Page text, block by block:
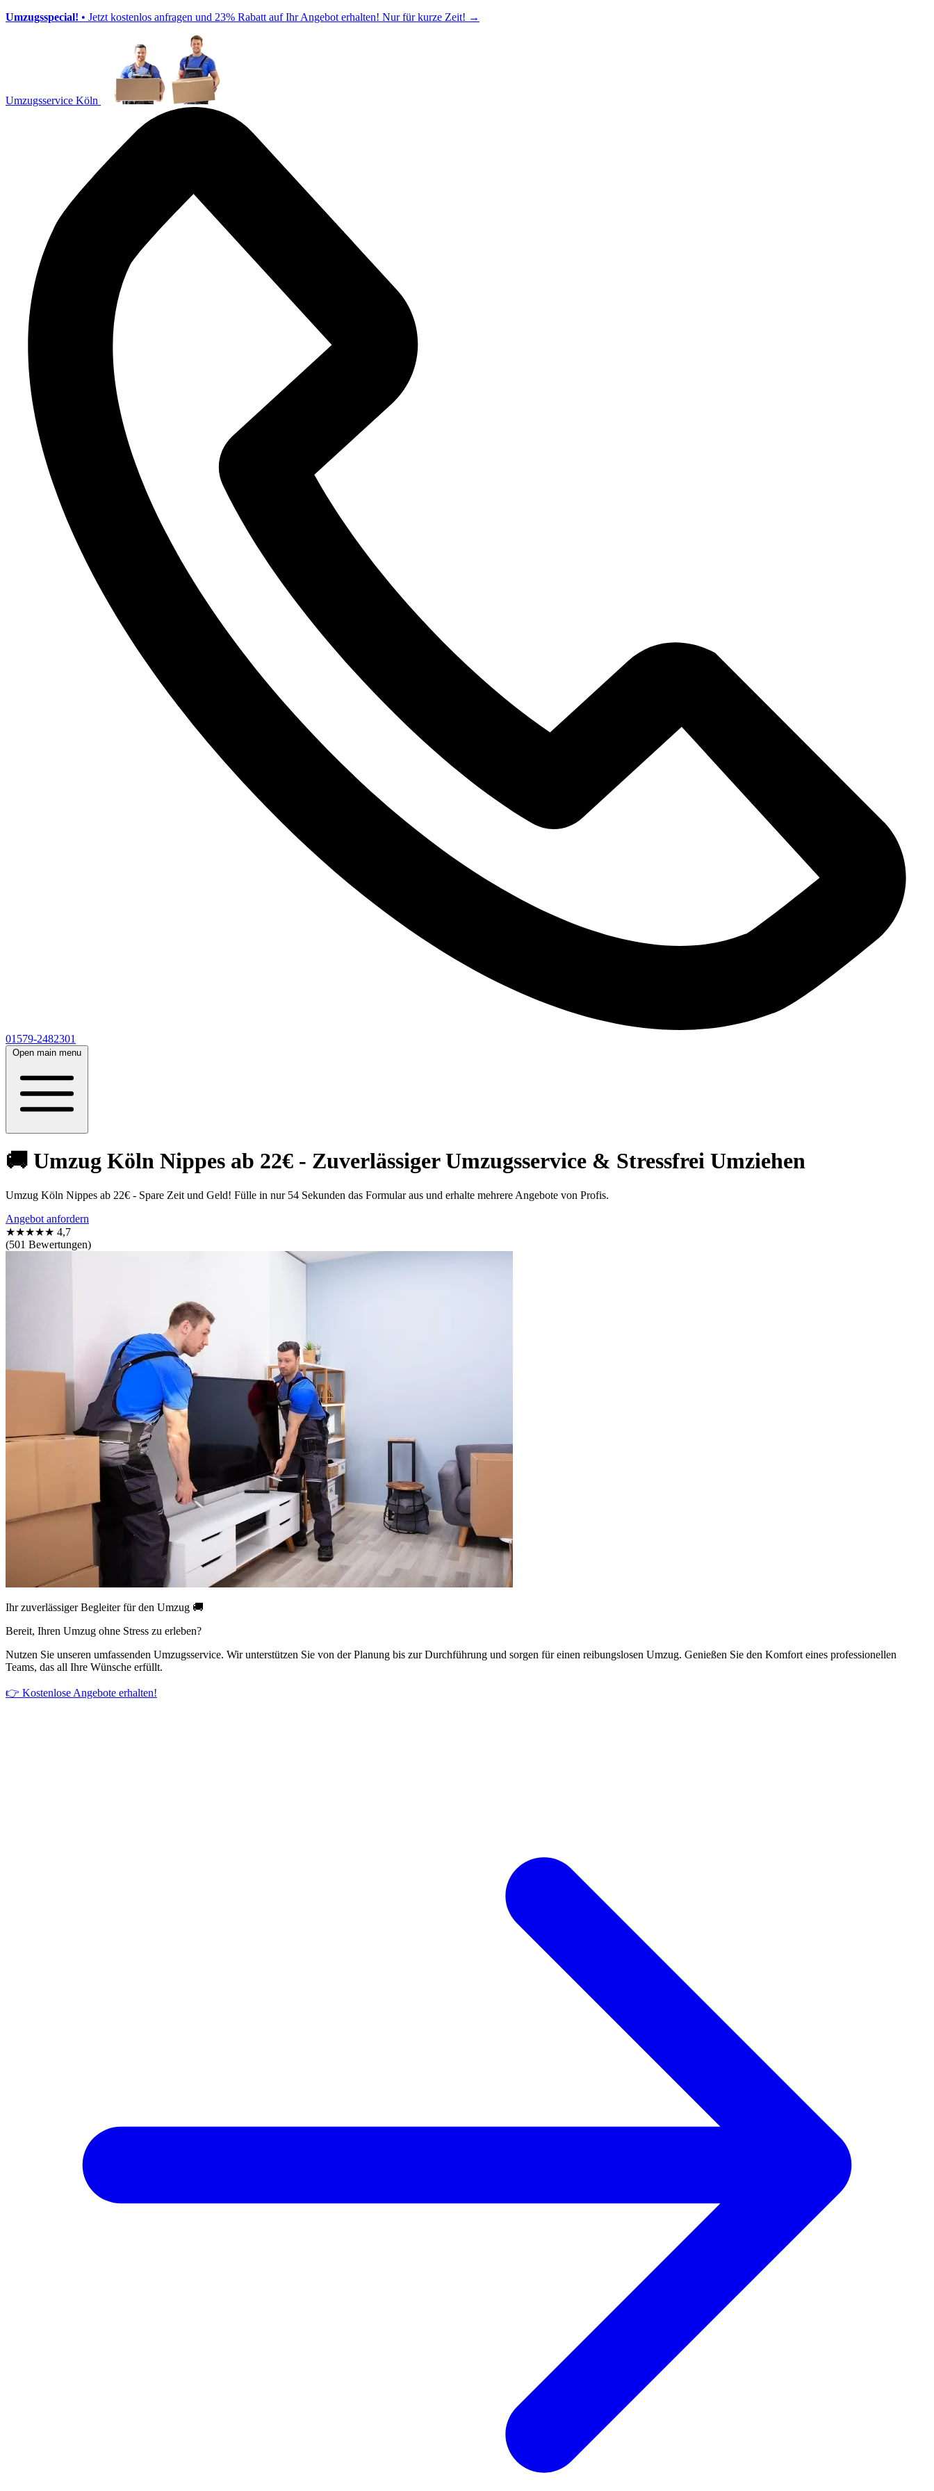
Umzugsspecial! • Jetzt kostenlos anfragen und 23% Rabatt auf Ihr Angebot erhalten! Nur für kurze Zeit! →
Umzugsservice Köln
01579-2482301
Open main menu
🚚 Umzug Köln Nippes ab 22€ - Zuverlässiger Umzugsservice & Stressfrei Umziehen
Umzug Köln Nippes ab 22€ - Spare Zeit und Geld! Fülle in nur 54 Sekunden das Formular aus und erhalte mehrere Angebote von Profis.
Angebot anfordern
★★★★★ 4,7
(501 Bewertungen)
Ihr zuverlässiger Begleiter für den Umzug 🚚
Bereit, Ihren Umzug ohne Stress zu erleben?
Nutzen Sie unseren umfassenden Umzugsservice. Wir unterstützen Sie von der Planung bis zur Durchführung und sorgen für einen reibungslosen Umzug. Genießen Sie den Komfort eines professionellen
Teams, das all Ihre Wünsche erfüllt.
👉 Kostenlose Angebote erhalten!